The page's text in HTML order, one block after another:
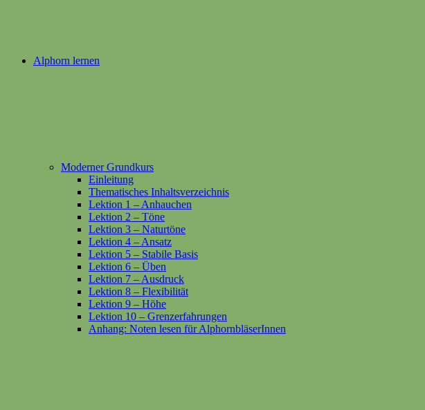
Alphorn lernen
Moderner Grundkurs
Einleitung
Thematisches Inhaltsverzeichnis
Lektion 1 – Anhauchen
Lektion 2 – Töne
Lektion 3 – Naturtöne
Lektion 4 – Ansatz
Lektion 5 – Stabile Basis
Lektion 6 – Üben
Lektion 7 – Ausdruck
Lektion 8 – Flexibilität
Lektion 9 – Höhe
Lektion 10 – Grenzerfahrungen
Anhang: Noten lesen für AlphornbläserInnen